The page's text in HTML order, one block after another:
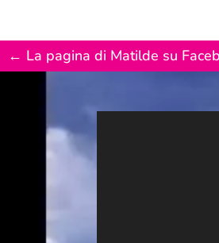
← La pagina di Matilde su